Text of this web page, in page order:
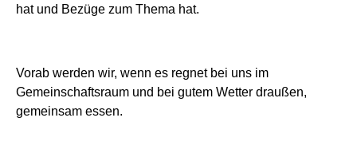
hat und Bezüge zum Thema hat.
Vorab werden wir, wenn es regnet bei uns im
Gemeinschaftsraum und bei gutem Wetter draußen,
gemeinsam essen.